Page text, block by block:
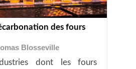
des fours
Blosseville
dont les fours